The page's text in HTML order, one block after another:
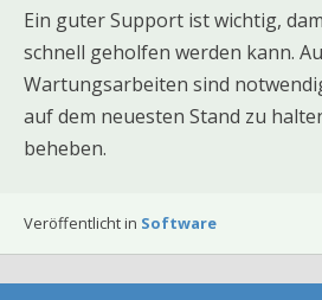
Ein guter Support ist wichtig,
schnell geholfen werden kann.
Wartungsarbeiten sind
auf dem neuesten Stand zu
beheben.
Veröffentlicht in Software